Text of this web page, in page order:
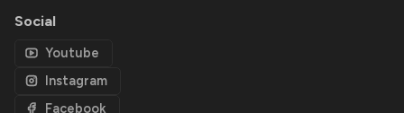
Social
Youtube
Instagram
Facebook